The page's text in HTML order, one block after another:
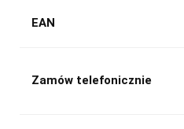
EAN
Zamów telefonicznie